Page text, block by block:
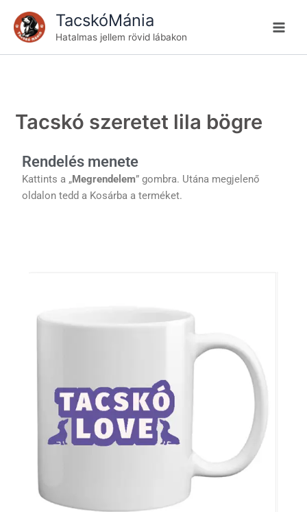
content
TacskóMánia
Hatalmas jellem rövid lábakon
Tacskó szeretet lila bögre
Rendelés menete
Kattints a „Megrendelem” gombra. Utána megjelenő
oldalon tedd a Kosárba a terméket.